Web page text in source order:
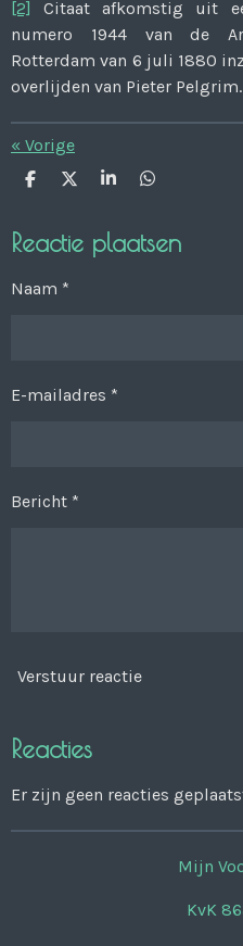
[2]
Citaat afkomstig uit
numero 1944 van de
Rotterdam van 6 juli 1880
overlijden van Pieter Pelgrim.
« Vorige
D
e
n
D
l
S
r
e
D
e
n
Reactie plaatsen
Naam *
E-mailadres *
Bericht *
Verstuur reactie
Reacties
Er zijn geen reacties
Mijn
KvK